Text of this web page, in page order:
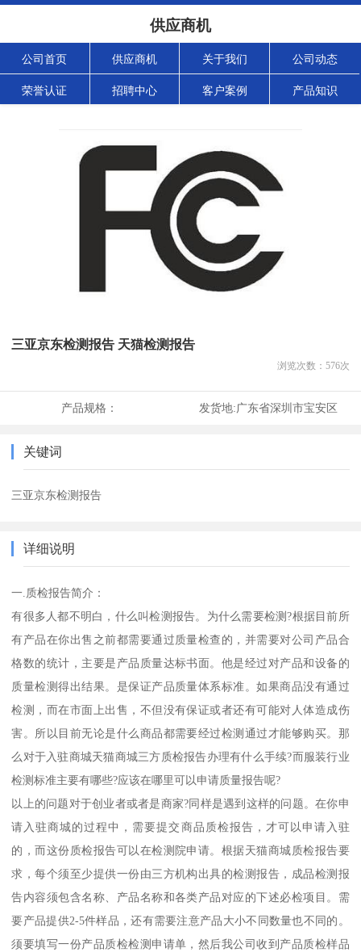
供应商机
公司首页 供应商机 关于我们 公司动态
荣誉认证 招聘中心 客户案例 产品知识
三亚京东检测报告 天猫检测报告
浏览次数： 576次
产品规格： 发货地:广东省深圳市宝安区
关键词
三亚京东检测报告
详细说明
一.质检报告简介：
有很多人都不明白，什么叫检测报告。为什么需要检测?根据目前所
有产品在你出售之前都需要通过质量检查的，并需要对公司产品合
格数的统计，主要是产品质量达标书面。他是经过对产品和设备的
质量检测得出结果。是保证产品质量体系标准。如果商品没有通过
检测，而在市面上出售，不但没有保证或者还有可能对人体造成伤
害。所以目前无论是什么商品都需要经过检测通过才能够购买。那
么对于入驻商城天猫商城三方质检报告办理有什么手续?而服装行业
检测标准主要有哪些?应该在哪里可以申请质量报告呢?
以上的问题对于创业者或者是商家?同样是遇到这样的问题。在你申
请入驻商城的过程中，需要提交商品质检报告，才可以申请入驻
的，而这份质检报告可以在检测院申请。根据天猫商城质检报告要
求，每个须至少提供一份由三方机构出具的检测报告，成品检测报
告内容须包含名称、产品名称和各类产品对应的下述必检项目。需
要产品提供2-5件样品，还有需要注意产品大小不同数量也不同的。
须要填写一份产品质检检测申请单，然后我公司收到产品质检样品